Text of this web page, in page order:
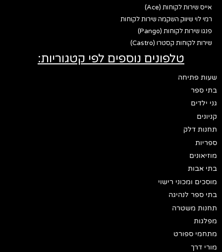
אייס שירות לקוחות (Ace)
רמי לוי שיווק השקמה שירות לקוחות
פנגו שירות לקוחות (Pango)
שירות לקוחות קסטרו (Castro)
טלפונים נוספים לפי קטגוריות:
שעות פתיחה
בתי ספר
גני ילדים
קניונים
תחנות דלק
ספריות
מוזיאונים
בתי אבות
מוסכים ומכוני רישוי
בתי ספר לנהיגה
תחנות משטרה
מפלגות
מתחמי ספורט
מורי דרך